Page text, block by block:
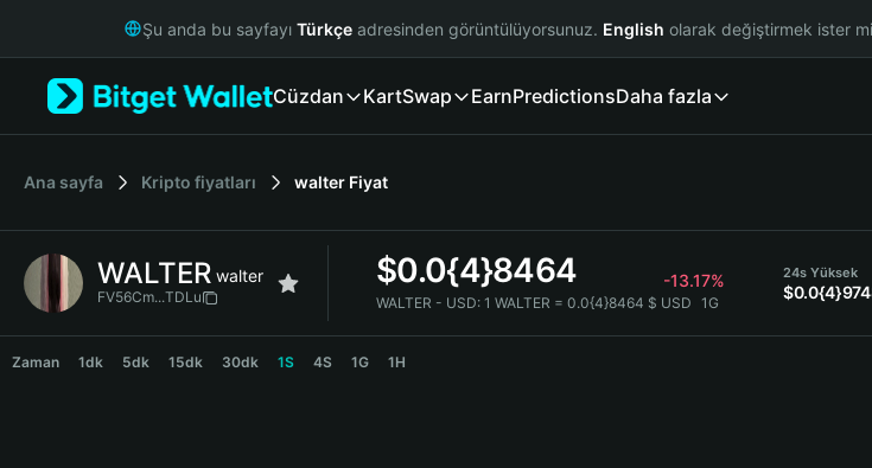
Русский
Italiano
简体中文
繁體中文
Bahasa Indonesia
Şu anda bu sayfayı Türkçe adresinden görüntülüyorsunuz. English olarak değiştirmek ister
Cüzdan KartSwap EarnPredictionsDaha fazla
Ana sayfa Kripto fiyatları walter Fiyat
WALTER walter
FV56Cm...TDLu
$0.0{4}8464 -13.17%
WALTER - USD: 1 WALTER = 0.0{4}8464 $ USD 1G
24s Yüksek
Zaman 1dk 5dk 15dk 30dk 1S 4S 1G 1H